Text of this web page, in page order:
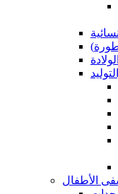
الأطفال